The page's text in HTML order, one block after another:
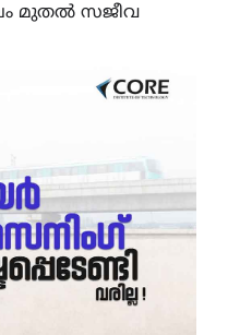
മുതൽ സജീവ